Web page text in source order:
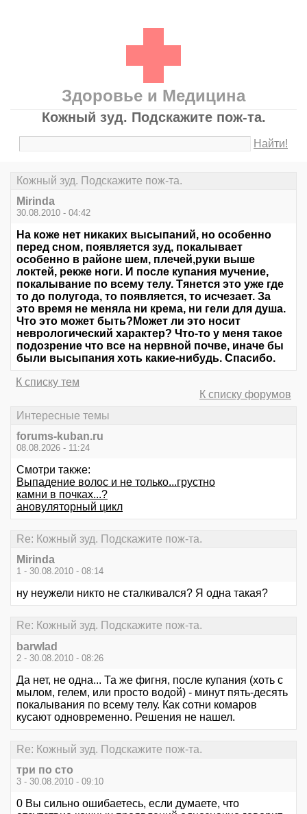
Здоровье и Медицина
Кожный зуд. Подскажите пож-та.
Найти!
Кожный зуд. Подскажите пож-та.
Mirinda
30.08.2010 - 04:42
На коже нет никаких высыпаний, но особенно
перед сном, появляется зуд, покалывает
особенно в районе шем, плечей,руки выше
локтей, рекже ноги. И после купания мучение,
покалывание по всему телу. Тянется это уже где
то до полугода, то появляется, то исчезает. За
это время не меняла ни крема, ни гели для душа.
Что это может быть?Может ли это носит
неврологический характер? Что-то у меня такое
подозрение что все на нервной почве, иначе бы
были высыпания хоть какие-нибудь. Спасибо.
К списку тем
К списку форумов
Интересные темы
forums-kuban.ru
08.08.2026 - 11:24
Смотри также:
Выпадение волос и не только...грустно
камни в почках...?
ановуляторный цикл
Re: Кожный зуд. Подскажите пож-та.
Mirinda
1 - 30.08.2010 - 08:14
ну неужели никто не сталкивался? Я одна такая?
Re: Кожный зуд. Подскажите пож-та.
barwlad
2 - 30.08.2010 - 08:26
Да нет, не одна... Та же фигня, после купания (хоть с
мылом, гелем, или просто водой) - минут пять-десять
покалывания по всему телу. Как сотни комаров
кусают одновременно. Решения не нашел.
Re: Кожный зуд. Подскажите пож-та.
три по сто
3 - 30.08.2010 - 09:10
0 Вы сильно ошибаетесь, если думаете, что